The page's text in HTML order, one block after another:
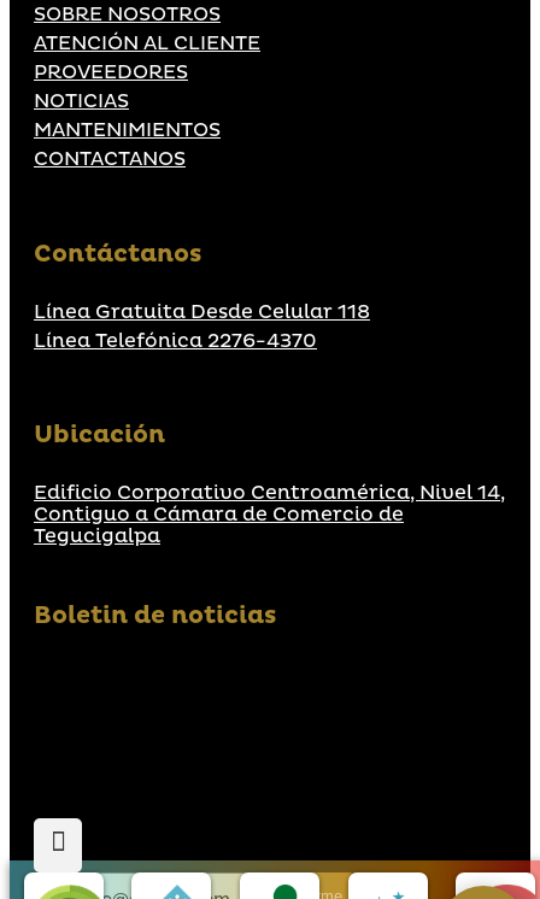
SOBRE NOSOTROS
ATENCIÓN AL CLIENTE
PROVEEDORES
NOTICIAS
MANTENIMIENTOS
CONTACTANOS
Contáctanos
Línea Gratuita Desde Celular 118
Línea Telefónica 2276-4370
Ubicación
Edificio Corporativo Centroamérica, Nivel 14,
Contiguo a Cámara de Comercio de
Tegucigalpa
Boletin de noticias